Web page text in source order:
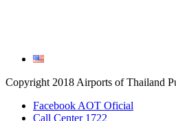
Copyright 2018 Airports of Thailand
Facebook AOT Oficial
Call Center 1722